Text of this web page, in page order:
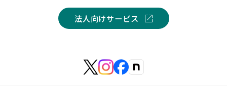
法人向けサービス